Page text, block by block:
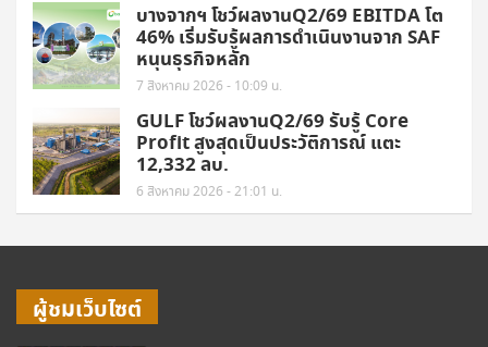
บางจากฯ โชว์ผลงานQ2/69 EBITDA โต
46% เริ่มรับรู้ผลการดำเนินงานจาก SAF
หนุนธุรกิจหลัก
7 สิงหาคม 2026 - 10:09 น.
GULF โชว์ผลงานQ2/69 รับรู้ Core
Profit สูงสุดเป็นประวัติการณ์ แตะ
12,332 ลบ.
6 สิงหาคม 2026 - 21:01 น.
ผู้ชมเว็บไซต์